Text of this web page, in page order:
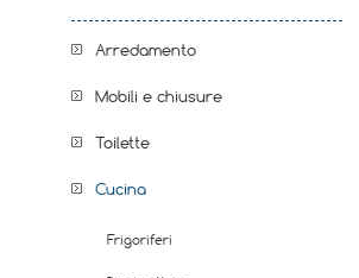
Arredamento
Mobili e chiusure
Toilette
Cucina
Frigoriferi